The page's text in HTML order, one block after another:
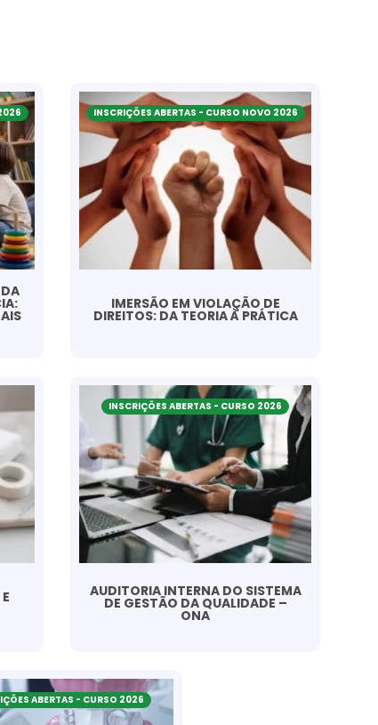
INSCRIÇÕES ABERTAS - CURSO NOVO 2026
IMERSÃO EM VIOLAÇÃO DE
DIREITOS: DA TEORIA À PRÁTICA
INSCRIÇÕES ABERTAS - CURSO 2026
AUDITORIA INTERNA DO SISTEMA
DE GESTÃO DA QUALIDADE –
ONA
ABERTAS - CURSO 2026